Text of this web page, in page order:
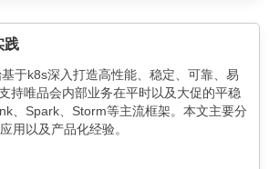
践
于k8s深入打造高性能、稳定、可靠、易
持唯品会内部业务在平时以及大促的平稳
、Spark、Storm等主流框架。本文主要分
用以及产品化经验。